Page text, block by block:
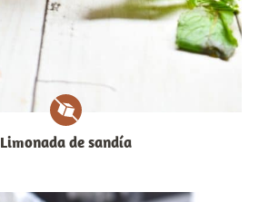
Limonada de sandía